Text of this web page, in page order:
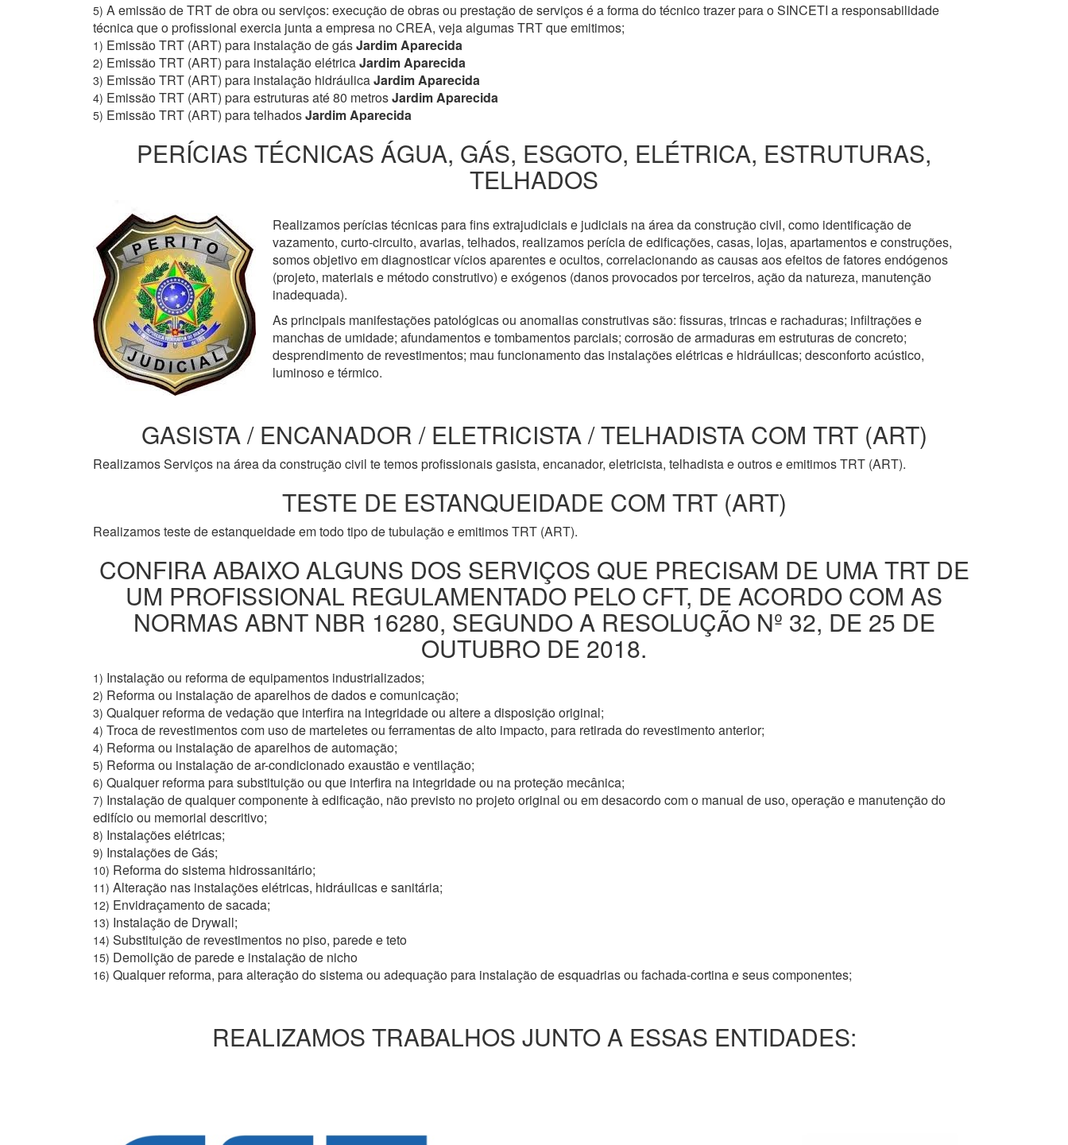
5) A emissão de TRT de obra ou serviços: execução de obras ou prestação de serviços é a forma do técnico trazer para o SINCETI a responsabilidade
técnica que o profissional exercia junta a empresa no CREA, veja algumas TRT que emitimos;
1) Emissão TRT (ART) para instalação de gásJardim Aparecida
2) Emissão TRT (ART) para instalação elétricaJardim Aparecida
3) Emissão TRT (ART) para instalação hidráulicaJardim Aparecida
4) Emissão TRT (ART) para estruturas até 80 metrosJardim Aparecida
5) Emissão TRT (ART) para telhadosJardim Aparecida
PERÍCIAS TÉCNICAS ÁGUA, GÁS, ESGOTO, ELÉTRICA, ESTRUTURAS,
TELHADOS
Realizamos perícias técnicas para fins extrajudiciais e judiciais na área da construção civil, como identificação de
vazamento, curto-circuito, avarias, telhados, realizamos perícia de edificações, casas, lojas, apartamentos e construções,
somos objetivo em diagnosticar vícios aparentes e ocultos, correlacionando as causas aos efeitos de fatores endógenos
(projeto, materiais e método construtivo) e exógenos (danos provocados por terceiros, ação da natureza, manutenção
inadequada).
As principais manifestações patológicas ou anomalias construtivas são: fissuras, trincas e rachaduras; infiltrações e
manchas de umidade; afundamentos e tombamentos parciais; corrosão de armaduras em estruturas de concreto;
desprendimento de revestimentos; mau funcionamento das instalações elétricas e hidráulicas; desconforto acústico,
luminoso e térmico.
GASISTA / ENCANADOR / ELETRICISTA / TELHADISTA COM TRT (ART)
Realizamos Serviços na área da construção civil te temos profissionais gasista, encanador, eletricista, telhadista e outros e emitimos TRT (ART).
TESTE DE ESTANQUEIDADE COM TRT (ART)
Realizamos teste de estanqueidade em todo tipo de tubulação e emitimos TRT (ART).
CONFIRA ABAIXO ALGUNS DOS SERVIÇOS QUE PRECISAM DE UMA TRT DE
UM PROFISSIONAL REGULAMENTADO PELO CFT, DE ACORDO COM AS
NORMAS ABNT NBR 16280, SEGUNDO A RESOLUÇÃO Nº 32, DE 25 DE
OUTUBRO DE 2018.
1) Instalação ou reforma de equipamentos industrializados;
2) Reforma ou instalação de aparelhos de dados e comunicação;
3) Qualquer reforma de vedação que interfira na integridade ou altere a disposição original;
4) Troca de revestimentos com uso de marteletes ou ferramentas de alto impacto, para retirada do revestimento anterior;
4) Reforma ou instalação de aparelhos de automação;
5) Reforma ou instalação de ar-condicionado exaustão e ventilação;
6) Qualquer reforma para substituição ou que interfira na integridade ou na proteção mecânica;
7) Instalação de qualquer componente à edificação, não previsto no projeto original ou em desacordo com o manual de uso, operação e manutenção do
edifício ou memorial descritivo;
8) Instalações elétricas;
9) Instalações de Gás;
10) Reforma do sistema hidrossanitário;
11) Alteração nas instalações elétricas, hidráulicas e sanitária;
12) Envidraçamento de sacada;
13) Instalação de Drywall;
14) Substituição de revestimentos no piso, parede e teto
15) Demolição de parede e instalação de nicho
16) Qualquer reforma, para alteração do sistema ou adequação para instalação de esquadrias ou fachada-cortina e seus componentes;
REALIZAMOS TRABALHOS JUNTO A ESSAS ENTIDADES: